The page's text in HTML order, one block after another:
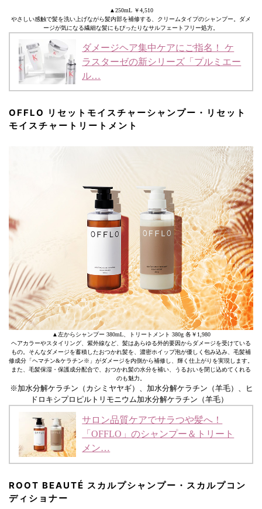
▲250mL ￥4,510
やさしい感触で髪を洗い上げながら髪内部を補修する、クリームタイプのシャンプー。ダメ
ージが気になる繊細な髪にもぴったりなサルフェートフリー処方。
ダメージヘア集中ケアにご指名！ ケ
ラスターゼの新シリーズ「プルミエー
ル…
OFFLO リセットモイスチャーシャンプー・リセット
モイスチャートリートメント
▲左からシャンプー 380mL、トリートメント 380g 各￥1,980
ヘアカラーやスタイリング、紫外線など、髪はあらゆる外的要因からダメージを受けている
もの。そんなダメージを蓄積したおつかれ髪を、濃密ホイップ泡が優しく包み込み、毛髪補
修成分「ヘマチン&ケラチン※」がダメージを内側から補修し、輝く仕上がりを実現します。
また、毛髪保湿・保護成分配合で、おつかれ髪の水分を補い、うるおいを閉じ込めてくれる
のも魅力。
※加水分解ケラチン（カシミヤヤギ）、加水分解ケラチン（羊毛）、ヒ
ドロキシプロピルトリモニウム加水分解ケラチン（羊毛）
サロン品質ケアでサラつや髪へ！
「OFFLO」のシャンプー＆トリート
メン…
ROOT BEAUTÉ スカルプシャンプー・スカルプコン
ディショナー